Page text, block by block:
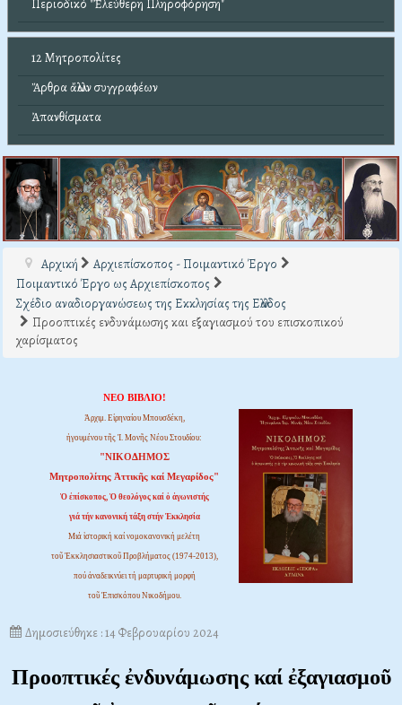
Περιοδικό "Ἐλεύθερη Πληροφόρηση"
12 Μητροπολίτες
Ἄρθρα ἄλλων συγγραφέων
Ἀπανθίσματα
Αρχική
Αρχιεπίσκοπος - Ποιμαντικό Έργο
Ποιμαντικό Έργο ως Αρχιεπίσκοπος
Σχέδιο αναδιοργανώσεως της Εκκλησίας της Ελλάδος
Προοπτικές ενδυνάμωσης και εξαγιασμού του επισκοπικού
χαρίσματος
ΝΕΟ ΒΙΒΛΙΟ!
Ἀρχιμ. Εἰρηναίου Μπουσδέκη,
ἡγουμένου τῆς Ἱ. Μονῆς Νέου Στουδίου:
"ΝΙΚΟΔΗΜΟΣ
Μητροπολίτης Ἀττικῆς καί Μεγαρίδος"
Ὁ ἐπίσκοπος, Ὁ θεολόγος καί ὁ ἀγωνιστής
γιά τήν κανονική τάξη στήν Ἐκκλησία
Μιά ἱστορική καί νομοκανονική μελέτη
τοῦ Ἐκκλησιαστικοῦ Προβλήματος (1974-2013),
πού ἀναδεικνύει τή μαρτυρική μορφή
τοῦ Ἐπισκόπου Νικοδήμου.
Δημοσιεύθηκε : 14 Φεβρουαρίου 2024
Προοπτικές ἐνδυνάμωσης καί ἐξαγιασμοῦ